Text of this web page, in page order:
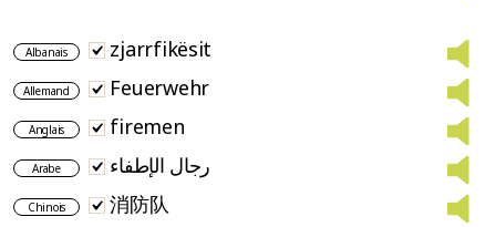
Albanais zjarrfikësit
Allemand Feuerwehr
Anglais firemen
Arabe رجال الإطفاء
Chinois 消防队